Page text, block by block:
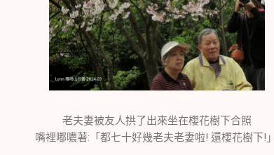
老夫妻被友人拱了出來坐在櫻花樹下合照
嘴裡嘟噥著:「都七十好幾老夫老妻啦! 還櫻花樹下!」